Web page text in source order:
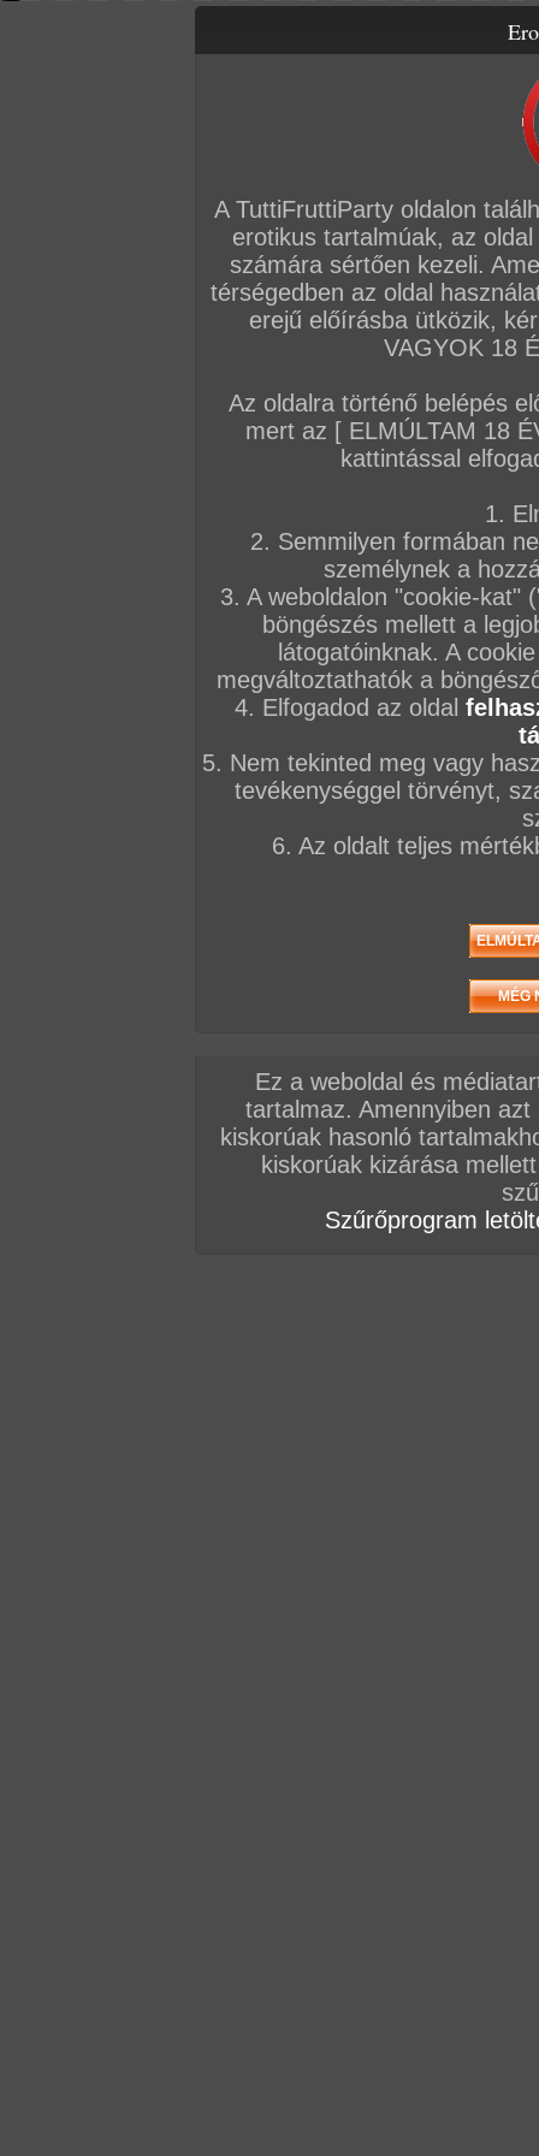
Amatőr sorozatok
2025. december 22.
Kemény anál
2016. július 18.
Katy átteszi
popsiba
2025. december 22.
Kemény anál és
lábmunka
6:14 perc
2016. július 18.
Katy átteszi
popsiba
13:41 perc
A TuttiFruttiParty oldalon
erotikus tartalmúak, az
számára sértően kezeli.
térségedben az oldal
erejű előírásba ütközik,
VAGYOK 18
Az oldalra történő belépés
mert az [ ELMÚLTAM 18
kattintással
1.
2. Semmilyen formában
személynek a
3. A weboldalon "cookie-kat"
böngészés mellett a
látogatóinknak. A
megváltoztathatók a
4. Elfogadod az oldal
5. Nem tekinted meg vagy
tevékenységgel törvényt,
6. Az oldalt teljes
Ez a weboldal és
tartalmaz. Amennyiben
kiskorúak hasonló
kiskorúak kizárása
Szűrőprogram